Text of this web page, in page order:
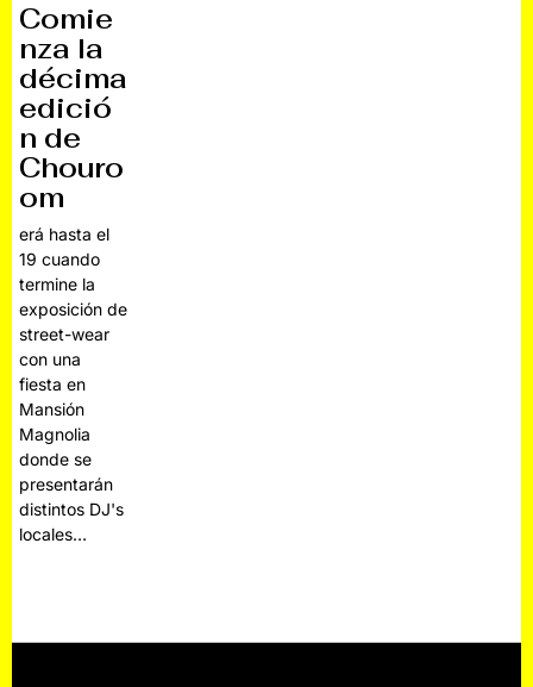
Comie
nza la
décima
edició
n de
Chouro
om
erá hasta el
19 cuando
termine la
exposición de
street-wear
con una
fiesta en
Mansión
Magnolia
donde se
presentarán
distintos DJ's
locales…